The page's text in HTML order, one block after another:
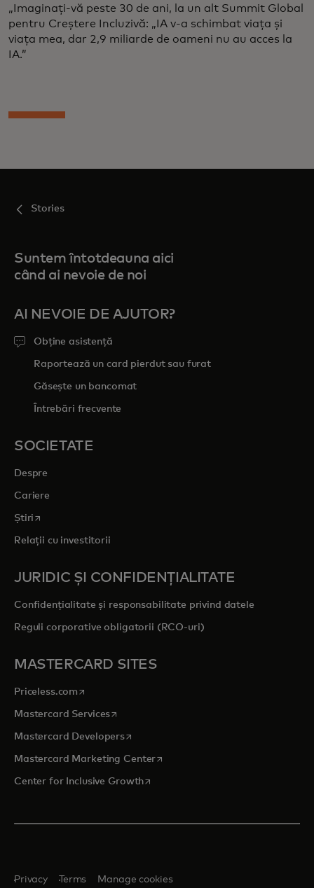
„Imaginați-vă peste 30 de ani, la un alt Summit Global
pentru Creștere Incluzivă: „IA v-a schimbat viața și
viața mea, dar 2,9 miliarde de oameni nu au acces la
IA.”
Stories
Suntem întotdeauna aici
când ai nevoie de noi
AI NEVOIE DE AJUTOR?
Obține asistență
Raportează un card pierdut sau furat
Găsește un bancomat
Întrebări frecvente
SOCIETATE
Despre
Cariere
Știri opens in a new tab
Relații cu investitorii
JURIDIC ȘI CONFIDENȚIALITATE
Confidențialitate și responsabilitate privind datele
Reguli corporative obligatorii (RCO-uri)
MASTERCARD SITES
Priceless.com opens in a new tab
Mastercard Servicesopens in a new tab
Mastercard Developersopens in a new tab
Mastercard Marketing Centeropens in a new tab
Center for Inclusive Growthopens in a new tab
Privacy Terms Manage cookies